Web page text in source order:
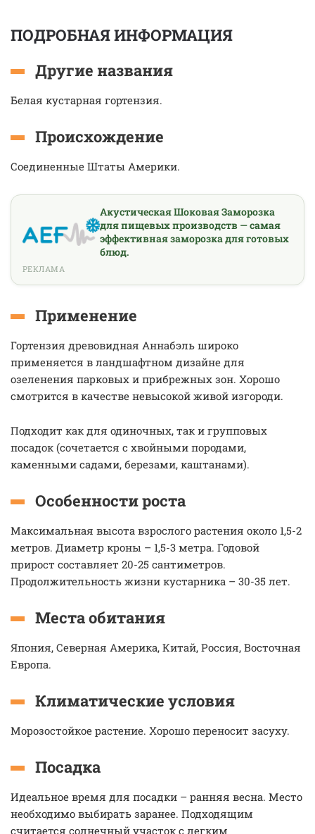
ПОДРОБНАЯ ИНФОРМАЦИЯ
Другие названия
Белая кустарная гортензия.
Происхождение
Соединенные Штаты Америки.
Акустическая Шоковая Заморозка
для пищевых производств — самая
эффективная заморозка для готовых
блюд.
РЕКЛАМА
Применение
Гортензия древовидная Аннабэль широко
применяется в ландшафтном дизайне для
озеленения парковых и прибрежных зон. Хорошо
смотрится в качестве невысокой живой изгороди.
Подходит как для одиночных, так и групповых
посадок (сочетается с хвойными породами,
каменными садами, березами, каштанами).
Особенности роста
Максимальная высота взрослого растения около 1,5-2
метров. Диаметр кроны – 1,5-3 метра. Годовой
прирост составляет 20-25 сантиметров.
Продолжительность жизни кустарника – 30-35 лет.
Места обитания
Япония, Северная Америка, Китай, Россия, Восточная
Европа.
Климатические условия
Морозостойкое растение. Хорошо переносит засуху.
Посадка
Идеальное время для посадки – ранняя весна. Место
необходимо выбирать заранее. Подходящим
считается солнечный участок с легким